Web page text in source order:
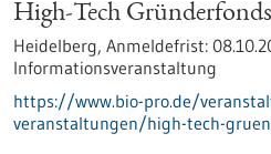
High-Tech
Heidelberg, Anmeldefrist:
Informationsveranstaltung
https://www.bio-pro.de/
veranstaltungen/high-tech-